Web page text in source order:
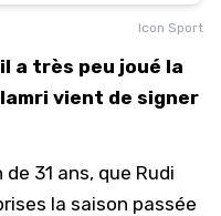
Icon Sport
a très peu joué la
vient de signer
31 ans, que Rudi
la saison passée